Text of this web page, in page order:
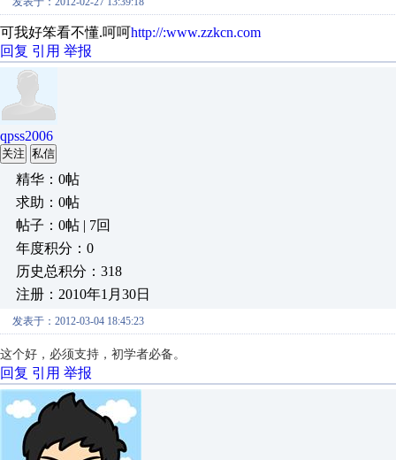
可我好笨看不懂.呵呵http://:www.zzkcn.com
回复 引用 举报
qpss2006
关注 私信
精华：0帖
求助：0帖
帖子：0帖 | 7回
年度积分：0
历史总积分：318
注册：2010年1月30日
发表于：2012-03-04 18:45:23
这个好，必须支持，初学者必备。
回复 引用 举报